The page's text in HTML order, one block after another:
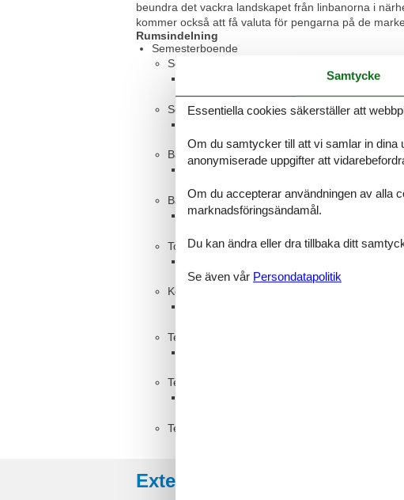
beundra det vackra landskapet från linbanorna i
kommer också att få valuta för pengarna på de
Rumsindelning
Semesterboende
Sovrum, 15 m², 2 personer
Sovrum, 12 m², 2 personer
Badrum, 5 m²
WC med varmt och kallt vatten, Dusch
Badrum, 6 m²
WC med varmt och kallt vatten, Dusch
Toalett, 1 m²
Kök med allrum, 45 m², 2 personer
Terrass, 30 m²
Terrass, 28 m²
Tekök, 2 m²
Externa recensioner
Samtycke
Essentiella cookies säkerställer att
Om du samtycker till att vi samlar in dina
anonymiserade uppgifter att
Om du accepterar användningen av alla
marknadsföringsändamål.
Du kan ändra eller dra tillbaka ditt
Se även vår Persondatapolitik